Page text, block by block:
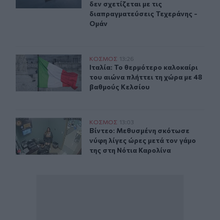
δεν σχετίζεται με τις
διαπραγματεύσεις Τεχεράνης -
Ομάν
Ιταλία: Το θερμότερο καλοκαίρι του αιώνα πλήττει τη
ΚΟΣΜΟΣ 13:26
Ιταλία: Το θερμότερο καλοκαίρι
Ιταλία: Το θερμότερο καλοκαίρι
του αιώνα πλήττει τη χώρα με 48
βαθμούς Κελσίου
Βίντεο: Μεθυσμένη σκότωσε νύφη λίγες ώρες μετά τον
ΚΟΣΜΟΣ 13:03
Βίντεο: Μεθυσμένη σκότωσε νύφη
Βίντεο: Μεθυσμένη σκότωσε
νύφη λίγες ώρες μετά τον γάμο
της στη Νότια Καρολίνα